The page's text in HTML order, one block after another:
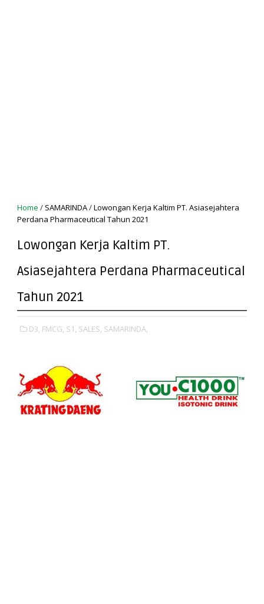
Home / SAMARINDA/Lowongan Kerja Kaltim PT. Asiasejahtera
Perdana Pharmaceutical Tahun 2021
Lowongan Kerja Kaltim PT.
Asiasejahtera Perdana Pharmaceutical
Tahun 2021
D3, FMCG, S1, SALES, SAMARINDA,